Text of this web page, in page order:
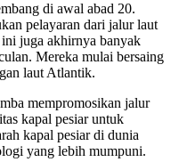
di awal abad 20.
pelayaran dari jalur laut
juga akhirnya banyak
Mereka mulai bersaing
laut Atlantik.
mempromosikan jalur
kapal pesiar untuk
kapal pesiar di dunia
yang lebih mumpuni.